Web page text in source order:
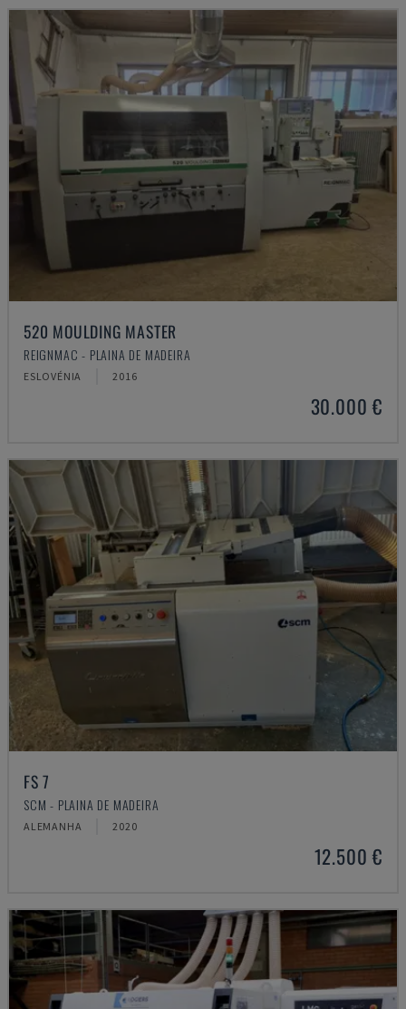
520 MOULDING MASTER
REIGNMAC - PLAINA DE MADEIRA
ESLOVÉNIA 2016
30.000 €
FS 7
SCM - PLAINA DE MADEIRA
ALEMANHA 2020
12.500 €